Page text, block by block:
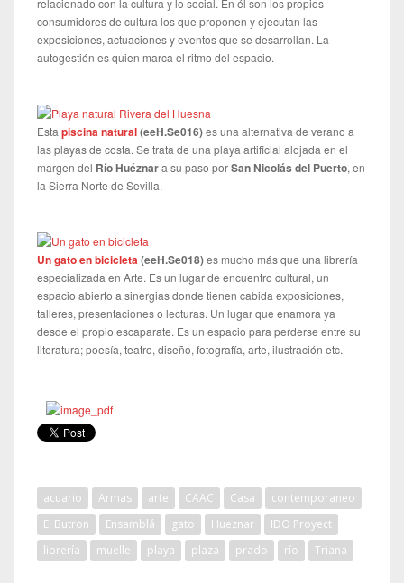
relacionado con la cultura y lo social. En él son los propios
consumidores de cultura los que proponen y ejecutan las
exposiciones, actuaciones y eventos que se desarrollan. La
autogestión es quien marca el ritmo del espacio.
Esta piscina natural(eeH.Se016)es una alternativa de verano a
las playas de costa. Se trata de una playa artificial alojada en el
margen del Río Huéznara su paso porSan Nicolás del Puerto, en
la Sierra Norte de Sevilla.
Un gato en bicicleta(eeH.Se018)es mucho más que una librería
especializada en Arte. Es un lugar de encuentro cultural, un
espacio abierto a sinergias donde tienen cabida exposiciones,
talleres, presentaciones o lecturas. Un lugar que enamora ya
desde el propio escaparate. Es un espacio para perderse entre su
literatura; poesía, teatro, diseño, fotografía, arte, ilustración etc.
acuario Armas arte CAAC Casa
contemporaneo
El Butron
Ensamblá gato Hueznar
IDO Proyect
librería
muelle playa plaza prado río Triana